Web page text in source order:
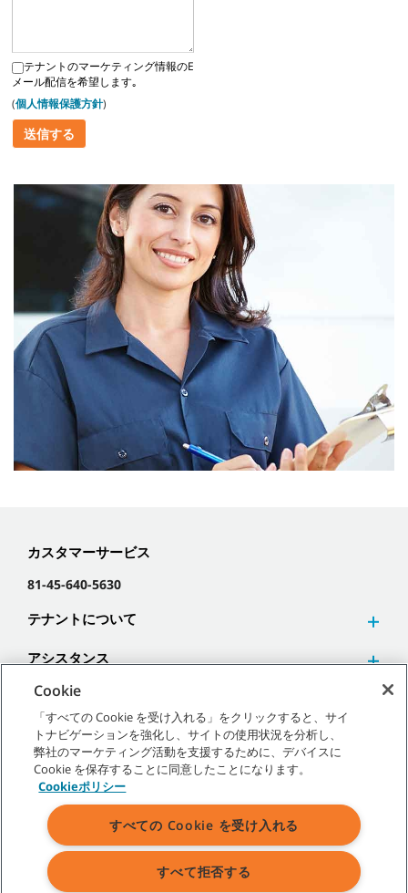
テナントのマーケティング情報のE
メール配信を希望します｡
(個人情報保護方針)
カスタマーサービス
81-45-640-5630
テナントについて
アシスタンス
©2026テナントカンパニー 無断複写･転載を禁じます。
サイトマップ|一般ポリシー|利用規約|販売条件
Cookie
「すべての Cookie を受け入れる」をクリックすると、サイ
トナビゲーションを強化し、サイトの使用状況を分析し、
弊社のマーケティング活動を支援するために、デバイスに
Cookie を保存することに同意したことになります。
Cookieポリシー
すべての Cookie を受け入れる
すべて拒否する